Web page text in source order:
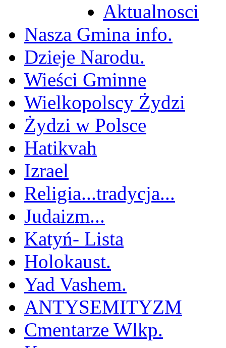
Aktualnosci
Nasza Gmina info.
Dzieje Narodu.
Wieści Gminne
Wielkopolscy Żydzi
Żydzi w Polsce
Hatikvah
Izrael
Religia...tradycja...
Judaizm...
Katyń- Lista
Holokaust.
Yad Vashem.
ANTYSEMITYZM
Cmentarze Wlkp.